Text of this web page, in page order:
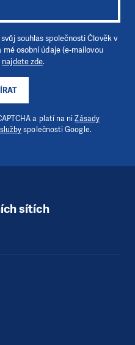
souhlas společnosti Člověk v
osobní údaje (e-mailovou
najdete zde.
a platí na niZásady
společnosti Google.
sítích